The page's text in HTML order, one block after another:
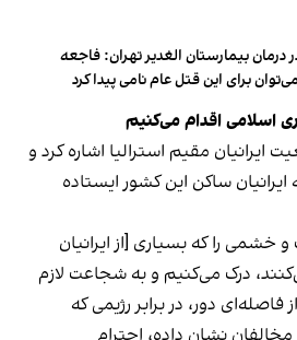
درمان بیمارستان الغدیر تهران: فاجعه
برای این قتل عام نامی پیدا کرد
اسلامی اقدام می‌کنیم
ایرانیان مقیم استرالیا اشاره کرد و
ساکن این کشور ایستاده
خشمی را که بسیاری [از ایرانیان
درک می‌کنیم و به شجاعت لازم
دور، در برابر رژیمی که